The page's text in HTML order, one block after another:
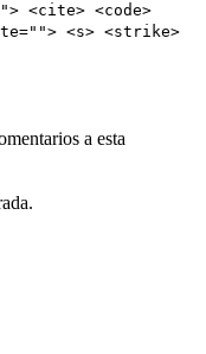
<cite> <code>
<s> <strike>
a esta